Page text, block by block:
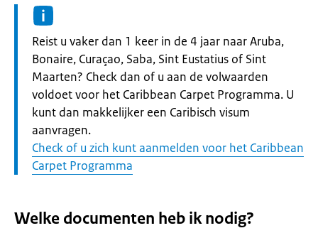
Informatie:
Reist u vaker dan 1 keer in de 4 jaar naar Aruba,
Bonaire, Curaçao, Saba, Sint Eustatius of Sint
Maarten? Check dan of u aan de volwaarden
voldoet voor het Caribbean Carpet Programma. U
kunt dan makkelijker een Caribisch visum
aanvragen.
Check of u zich kunt aanmelden voor het Caribbean
Carpet Programma
Welke documenten heb ik nodig?